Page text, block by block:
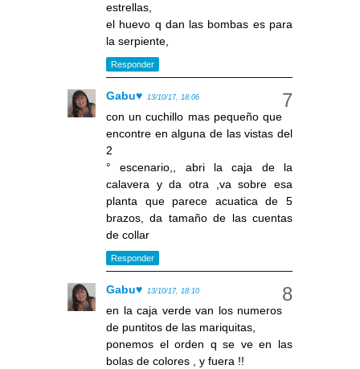
estrellas,
el huevo q dan las bombas es para
la serpiente,
Responder
Gabu♥ 13/10/17, 18:06
con un cuchillo mas pequeño que
encontre en alguna de las vistas del
2
° escenario,, abri la caja de la
calavera y da otra ,va sobre esa
planta que parece acuatica de 5
brazos, da tamaño de las cuentas
de collar
Responder
Gabu♥ 13/10/17, 18:10
en la caja verde van los numeros
de puntitos de las mariquitas,
ponemos el orden q se ve en las
bolas de colores , y fuera !!